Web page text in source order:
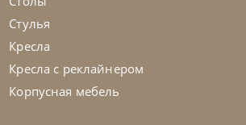
Стулья
Кресла
Кресла с реклайнером
Корпусная мебель